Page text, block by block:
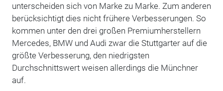
unterscheiden sich von Marke zu Marke. Zum anderen
berücksichtigt dies nicht frühere Verbesserungen. So
kommen unter den drei großen Premiumherstellern
Mercedes, BMW und Audi zwar die Stuttgarter auf die
größte Verbesserung, den niedrigsten
Durchschnittswert weisen allerdings die Münchner
auf.